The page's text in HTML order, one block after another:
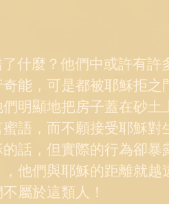
能，可是都被耶穌拒之
明顯地把房子蓋在砂土
語，而不願接受耶穌對
話，但實際的行為卻暴
他們與耶穌的距離就越
屬於這類人！